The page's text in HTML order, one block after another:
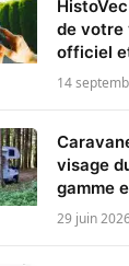
de votre
officiel
14
visage
gamme
29 juin